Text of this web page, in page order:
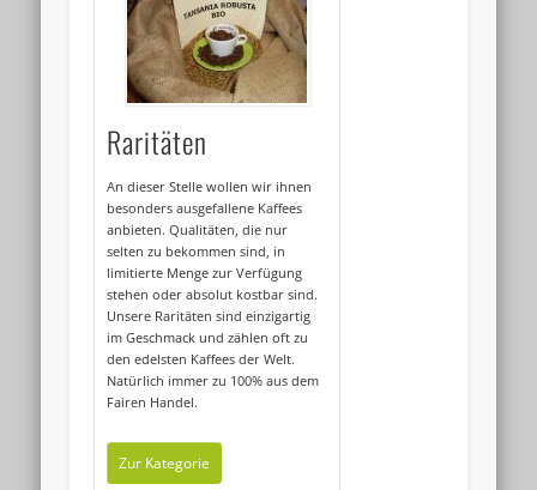
Raritäten
An dieser Stelle wollen wir ihnen
besonders ausgefallene Kaffees
anbieten. Qualitäten, die nur
selten zu bekommen sind, in
limitierte Menge zur Verfügung
stehen oder absolut kostbar sind.
Unsere Raritäten sind einzigartig
im Geschmack und zählen oft zu
den edelsten Kaffees der Welt.
Natürlich immer zu 100% aus dem
Fairen Handel.
Zur Kategorie
Widerruf bestätigen